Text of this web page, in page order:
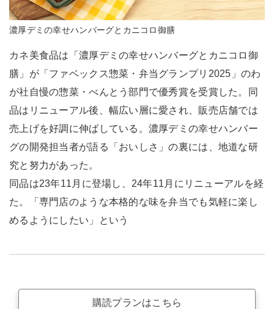
濃厚デミの幸せハンバーグとカニコロ御膳
カネ美食品は「濃厚デミの幸せハンバーグとカニコロ御
膳」が「ファベックス惣菜・弁当グランプリ2025」のわ
が社自慢の惣菜・べんとう部門で優秀賞を受賞した。同
品はリニューアル後、幅広い層に愛され、販売店舗では
売上げを好調に伸ばしている。濃厚デミの幸せハンバー
グの開発担当者が語る「おいしさ」の裏には、地道な研
究と努力があった。
同品は23年11月に登場し、24年11月にリニューアルを経
た。「専門店のような本格的な味を弁当でも気軽に楽し
めるようにしたい」という
購読プランはこちら